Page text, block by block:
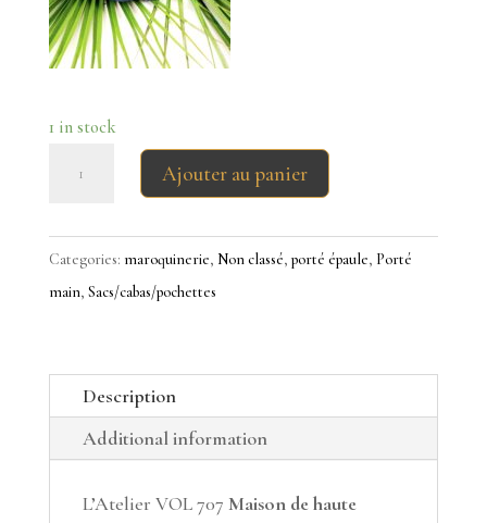
1 in stock
ZANZIBAR
quantity
Ajouter au panier
Categories: maroquinerie, Non classé, porté épaule, Porté
main, Sacs/cabas/pochettes
Description
Additional information
L’Atelier VOL 707 Maison de haute